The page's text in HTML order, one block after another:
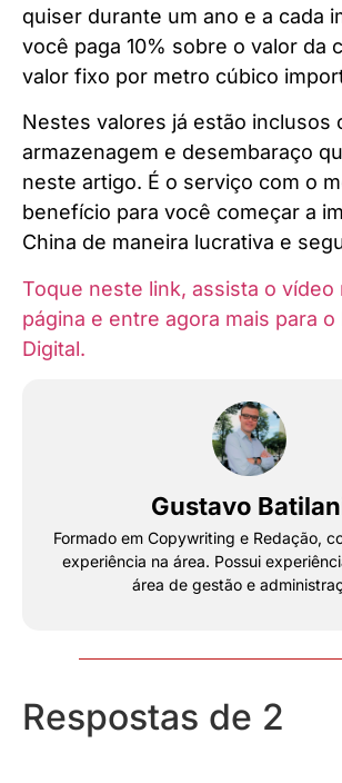
quiser durante um ano e a cada
você paga 10% sobre o valor da
valor fixo por metro cúbico
Nestes valores já estão inclusos
armazenagem e desembaraço
neste artigo. É o serviço com o
benefício para você começar a
China de maneira lucrativa e
Toque neste link, assista o vídeo
página e entre agora mais para o
Digital.
Gustavo
Formado em Copywriting e Redação,
experiência na área. Possui
área de gestão e
Respostas de 2